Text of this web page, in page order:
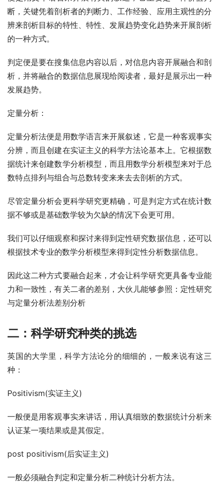
断，关键凭着剖析者的判断力、工作经验、应用主观性的分
辨来剖析目标的特性、特性、发展趋势变化趋势来开展剖析
的一种方式。
判定便是要在搜集信息内容以后，对信息内容开展融合和剖
析，并将融合的数据信息展现给阅读者，最好是展示出一种
发展趋势。
定量分析：
定量分析法便是用数学语言来开展叙述，它是一种客观事实
分辨，而且创建在实证主义的科学方法论基本上。它根据数
据统计来创建数学分析模型，而且用数学分析模型来对于总
数特点排列与组合与总数转变来来去去剖析的方式。
尽管定量分析会更科学研究更精确，可是判定方式在统计数
据不够或是基础数学较为欠缺的情况下会更可用。
我们可以仔细观察和探讨来得到定性研究数据信息，还可以
根据技术专业的数学分析模型来得到定性分析数据信息。
因此这二种方式要融合起来，才会让科学研究更具备专业能
力和一致性，有关二者的差别，大伙儿能够参照：定性研究
与定量分析法差别分析
二：科学研究种类的挑选
英国的大学里，科学方法论分的细细的，一般来说有这三
种：
Positivism(实证主义)
一般便是用客观事实来讲话，用认真细致的数据统计分析来
认证某一项结果或是其假定。
post positivism(后实证主义)
一般必须融合判定和定量分析二种统计分析方法。